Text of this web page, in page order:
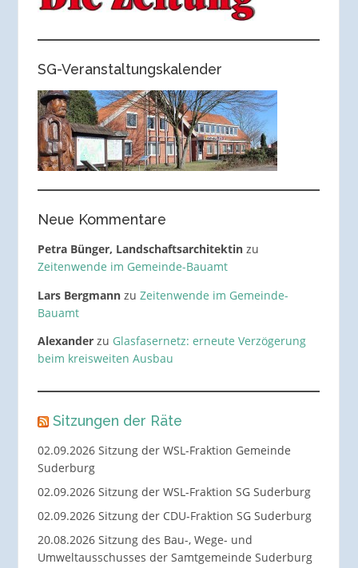
SG-Veranstaltungskalender
Neue Kommentare
Petra Bünger, Landschaftsarchitektinzu
Zeitenwende im Gemeinde-Bauamt
Lars Bergmannzu Zeitenwende im Gemeinde-
Bauamt
Alexanderzu Glasfasernetz: erneute Verzögerung
beim kreisweiten Ausbau
Sitzungen der Räte
02.09.2026 Sitzung der WSL-Fraktion Gemeinde
Suderburg
02.09.2026 Sitzung der WSL-Fraktion SG Suderburg
02.09.2026 Sitzung der CDU-Fraktion SG Suderburg
20.08.2026 Sitzung des Bau-, Wege- und
Umweltausschusses der Samtgemeinde Suderburg